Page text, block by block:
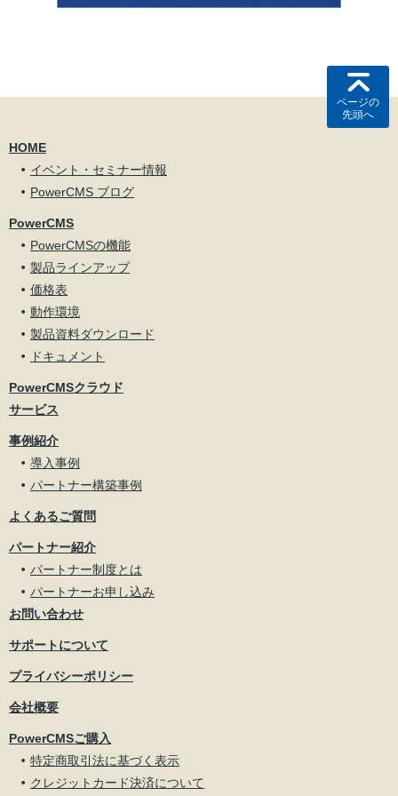
ページの
先頭へ
HOME
イベント・セミナー情報
PowerCMS ブログ
PowerCMS
PowerCMSの機能
製品ラインアップ
価格表
動作環境
製品資料ダウンロード
ドキュメント
PowerCMSクラウド
サービス
事例紹介
導入事例
パートナー構築事例
よくあるご質問
パートナー紹介
パートナー制度とは
パートナーお申し込み
お問い合わせ
サポートについて
プライバシーポリシー
会社概要
PowerCMSご購入
特定商取引法に基づく表示
クレジットカード決済について